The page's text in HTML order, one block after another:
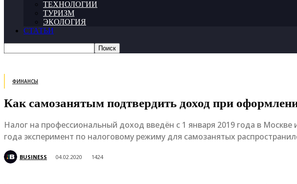
ТЕХНОЛОГИИ
ТУРИЗМ
ЭКОЛОГИЯ
СТАТЬИ
ФИНАНСЫ
Как самозанятым подтвердить доход при
Налог на профессиональный доход введён с 1 января 2019 года в
года эксперимент по налоговому режиму для самозанятых
BUSINESS 04.02.2020 1424